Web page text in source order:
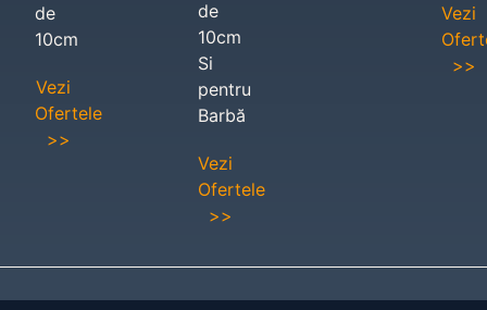
de
10cm
Vezi
Ofertele
>>
de
10cm
Si
pentru
Barbă
Vezi
Ofertele
>>
Vezi
>>